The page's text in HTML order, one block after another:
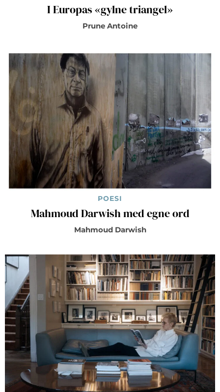
I Europas «gylne triangel»
Prune Antoine
POESI
Mahmoud Darwish med egne ord
Mahmoud Darwish